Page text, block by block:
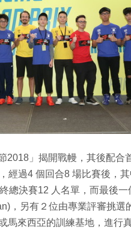
2018」揭開戰幔，其後配合
經過4 個回合8 場比賽後，
總決賽12 人名單，而最後
，另有２位由專業評審挑選
馬來西亞的訓練基地，進行